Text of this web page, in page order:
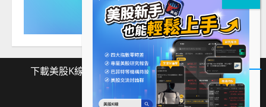
下載美股K線 Facebook Instagram Twitter
Facebook
Instagram
Twitter